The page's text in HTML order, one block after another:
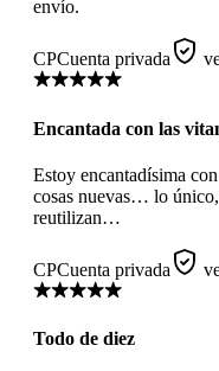
envío.
CPCuenta privada
Encantada con las
Estoy encantadísima
cosas nuevas… lo
reutilizan…
CPCuenta privada
Todo de diez